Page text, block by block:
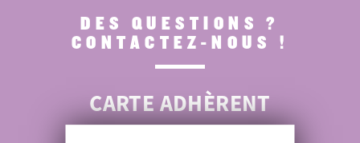
DES QUESTIONS ?
CONTACTEZ-NOUS !
CARTE ADHÈRENT